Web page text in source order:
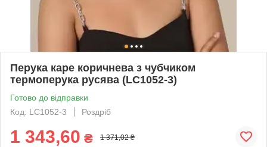
Перука каре коричнева з чубчиком
термоперука русява (LC1052-3)
Готово до відправки
Код: LC1052-3
Роздріб
1 343,60 ₴ 1 371,02 ₴